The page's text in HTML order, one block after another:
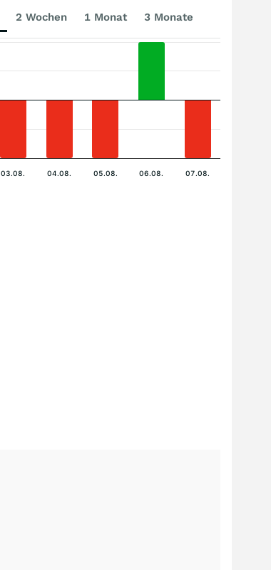
2 Wochen 1 Monat 3 Monate
03.08. 04.08. 05.08. 06.08. 07.08.